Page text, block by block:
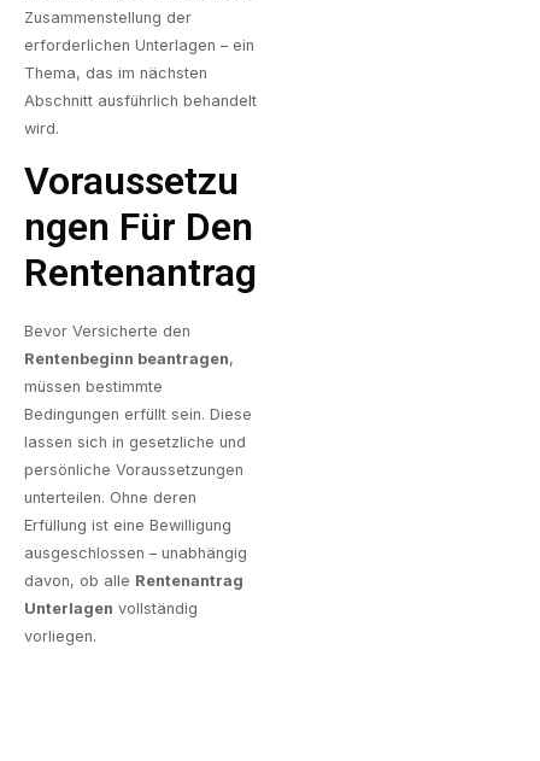
Zusammenstellung der
erforderlichen Unterlagen – ein
Thema, das im nächsten
Abschnitt ausführlich behandelt
wird.
Voraussetzu
Ngen Für Den
Rentenantrag
Bevor Versicherte den
Rentenbeginn beantragen,
müssen bestimmte
Bedingungen erfüllt sein. Diese
lassen sich in gesetzliche und
persönliche Voraussetzungen
unterteilen. Ohne deren
Erfüllung ist eine Bewilligung
ausgeschlossen – unabhängig
davon, ob alle Rentenantrag
Unterlagen vollständig
vorliegen.